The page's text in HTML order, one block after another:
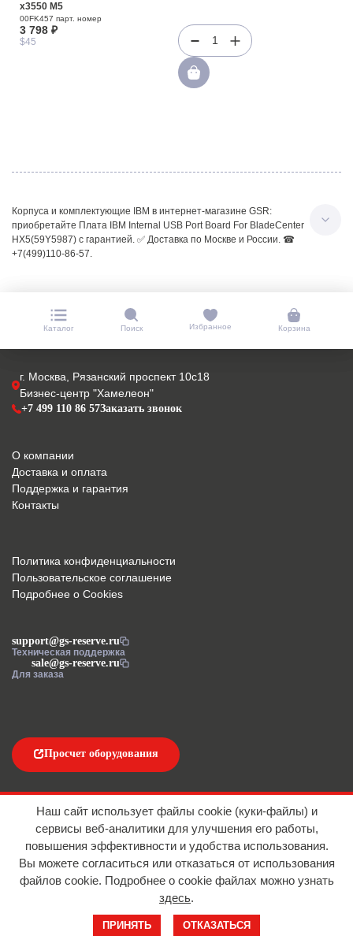
x3550 M5
00FK457 парт. номер
3 798 ₽
$45 1
Корпуса и комплектующие IBM в интернет-магазине GSR:
приобретайте Плата IBM Internal USB Port Board For BladeCenter
HX5(59Y5987) с гарантией. ✅ Доставка по Москве и России. ☎
+7(499)110-86-57.
Каталог Поиск Избранное Корзина
г. Москва, Рязанский проспект 10с18
Бизнес-центр "Хамелеон"
+7 499 110 86 57Заказать звонок
support@gs-reserve.ru
Техническая поддержка
sale@gs-reserve.ru
Для заказа
О компании
Доставка и оплата
Поддержка и гарантия
Контакты
Просчет оборудования
Политика конфиденциальности
Пользовательское соглашение
Подробнее о Cookies
Наш сайт использует файлы cookie (куки-файлы) и
сервисы веб-аналитики для улучшения его работы,
повышения эффективности и удобства использования.
Вы можете согласиться или отказаться от использования
файлов сookie. Подробнее о cookie файлах можно узнать
здесь.
ПРИНЯТЬ ОТКАЗАТЬСЯ